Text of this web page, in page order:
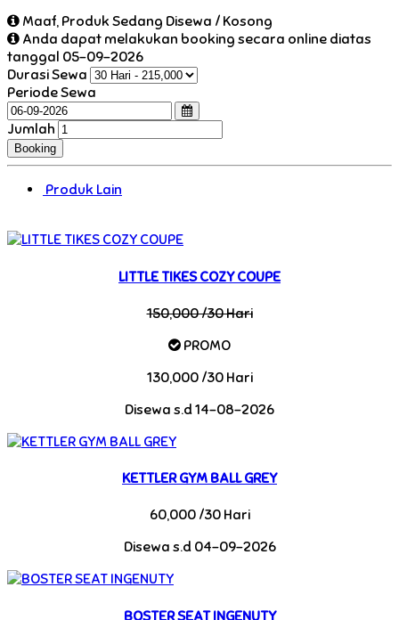
Maaf, Produk Sedang Disewa / Kosong
Anda dapat melakukan booking secara online diatas
tanggal 05-09-2026
Durasi Sewa
Periode Sewa
Jumlah
Produk Lain
LITTLE TIKES COZY COUPE
150,000 /30 Hari
PROMO
130,000 /30 Hari
Disewa s.d 14-08-2026
KETTLER GYM BALL GREY
60,000 /30 Hari
Disewa s.d 04-09-2026
BOSTER SEAT INGENUTY